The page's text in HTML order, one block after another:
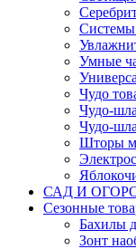
Системы
Умные
Чудо
Чудо-
Чудо-
Шторы
САД И
Сезонные
Бахилы
Зонт